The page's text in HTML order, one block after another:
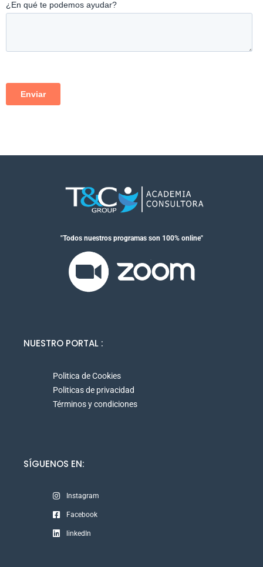
"Todos nuestros programas son 100% online"
NUESTRO PORTAL :
Politica de Cookies
Politicas de privacidad
Términos y condiciones
SÍGUENOS EN:
Instagram
Facebook
linkedIn